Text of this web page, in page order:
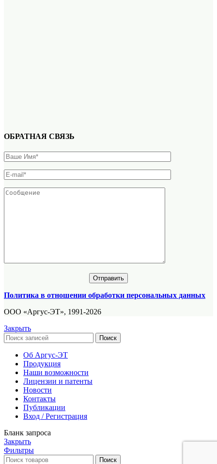
ОБРАТНАЯ СВЯЗЬ
Политика в отношении обработки персональных данных
ООО «Аргус-ЭТ», 1991-2026
Закрыть
Поиск
Об Аргус-ЭТ
Продукция
Наши возможности
Лицензии и патенты
Новости
Контакты
Публикации
Вход / Регистрация
Бланк запроса
Закрыть
Фильтры
Поиск